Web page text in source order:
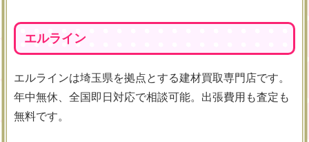
エルライン
エルラインは埼玉県を拠点とする建材買取専門店です。
年中無休、全国即日対応で相談可能。出張費用も査定も
無料です。